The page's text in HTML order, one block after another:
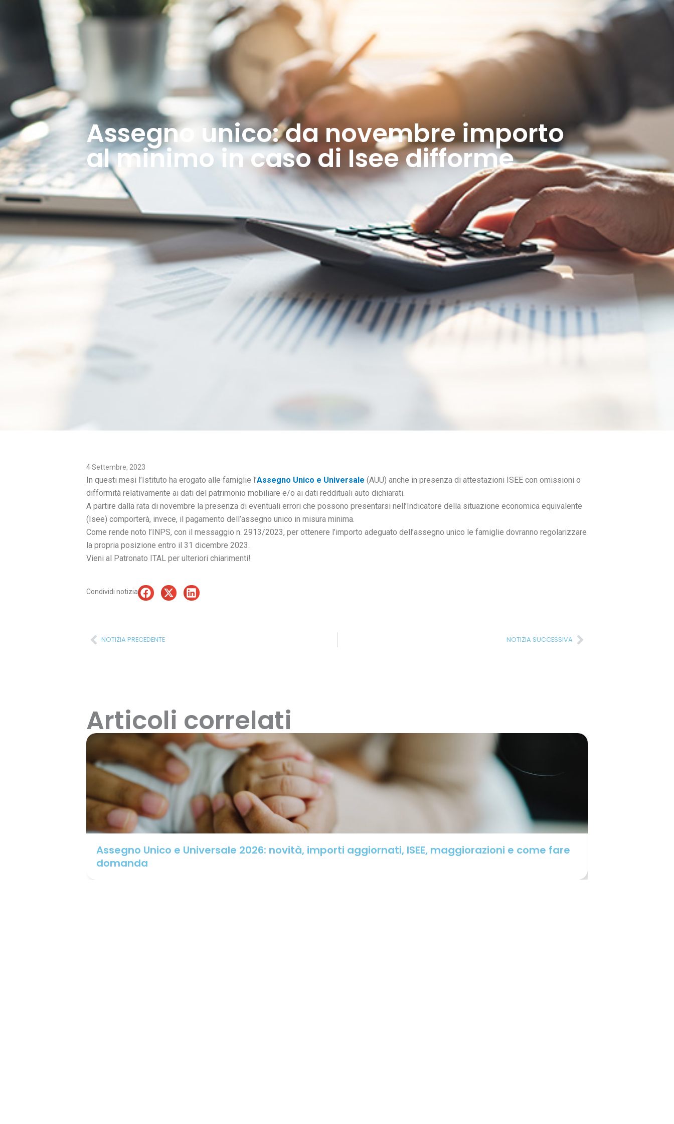
Assegno unico: da novembre importo
al minimo in caso di Isee difforme
4 Settembre, 2023
In questi mesi l’Istituto ha erogato alle famiglie l’Assegno Unico e Universale (AUU) anche in presenza di attestazioni ISEE con omissioni o
difformità relativamente ai dati del patrimonio mobiliare e/o ai dati reddituali auto dichiarati.
A partire dalla rata di novembre la presenza di eventuali errori che possono presentarsi nell’Indicatore della situazione economica equivalente
(Isee) comporterà, invece, il pagamento dell’assegno unico in misura minima.
Come rende noto l’INPS, con il messaggio n. 2913/2023, per ottenere l’importo adeguato dell’assegno unico le famiglie dovranno regolarizzare
la propria posizione entro il 31 dicembre 2023.
Vieni al Patronato ITAL per ulteriori chiarimenti!
Condividi notizia
NOTIZIA PRECEDENTE NOTIZIA SUCCESSIVA
Articoli correlati
Assegno Unico e Universale 2026: novità, importi aggiornati, ISEE, maggiorazioni e come fare
domanda